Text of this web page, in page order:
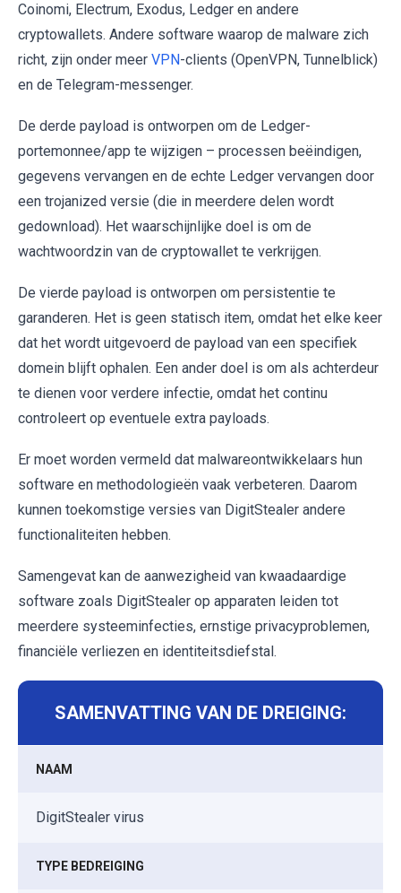
Coinomi, Electrum, Exodus, Ledger en andere
cryptowallets. Andere software waarop de malware zich
richt, zijn onder meer VPN-clients (OpenVPN, Tunnelblick)
en de Telegram-messenger.
De derde payload is ontworpen om de Ledger-
portemonnee/app te wijzigen – processen beëindigen,
gegevens vervangen en de echte Ledger vervangen door
een trojanized versie (die in meerdere delen wordt
gedownload). Het waarschijnlijke doel is om de
wachtwoordzin van de cryptowallet te verkrijgen.
De vierde payload is ontworpen om persistentie te
garanderen. Het is geen statisch item, omdat het elke keer
dat het wordt uitgevoerd de payload van een specifiek
domein blijft ophalen. Een ander doel is om als achterdeur
te dienen voor verdere infectie, omdat het continu
controleert op eventuele extra payloads.
Er moet worden vermeld dat malwareontwikkelaars hun
software en methodologieën vaak verbeteren. Daarom
kunnen toekomstige versies van DigitStealer andere
functionaliteiten hebben.
Samengevat kan de aanwezigheid van kwaadaardige
software zoals DigitStealer op apparaten leiden tot
meerdere systeeminfecties, ernstige privacyproblemen,
financiële verliezen en identiteitsdiefstal.
SAMENVATTING VAN DE DREIGING:
NAAM
DigitStealer virus
TYPE BEDREIGING